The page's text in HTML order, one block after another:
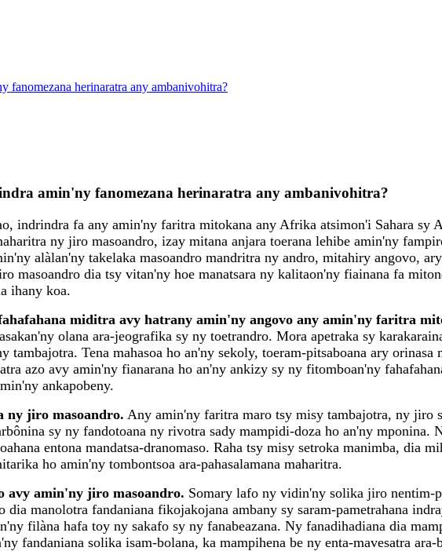
fanomezana herinaratra any ambanivohitra?
amin'ny fanomezana herinaratra any ambanivohitra?
indrindra fa any amin'ny faritra mitokana any Afrika atsimon'i Sahara sy
ny jiro masoandro, izay mitana anjara toerana lehibe amin'ny
alàlan'ny takelaka masoandro mandritra ny andro, mitahiry angovo,
masoandro dia tsy vitan'ny hoe manatsara ny kalitaon'ny fiainana fa
ihany koa.
miditra avy hatrany amin'ny angovo any amin'ny faritra
olana ara-jeografika sy ny toetrandro. Mora apetraka sy
Tena mahasoa ho an'ny sekoly, toeram-pitsaboana ary
azo avy amin'ny fianarana ho an'ny ankizy sy ny fitomboan'ny
ankapobeny.
ny jiro masoandro. Any amin'ny faritra maro tsy misy tambajotra, ny jiro
sy ny fandotoana ny rivotra sady mampidi-doza ho an'ny mponina.
entona mandatsa-dranomaso. Raha tsy misy setroka manimba, dia
ho amin'ny tombontsoa ara-pahasalamana maharitra.
avy amin'ny jiro masoandro. Somary lafo ny vidin'ny solika jiro nentim-
manolotra fandaniana fikojakojana ambany sy saram-pametrahana
filàna hafa toy ny sakafo sy ny fanabeazana. Ny fanadihadiana dia
fandaniana solika isam-bolana, ka mampihena be ny enta-mavesatra ara-